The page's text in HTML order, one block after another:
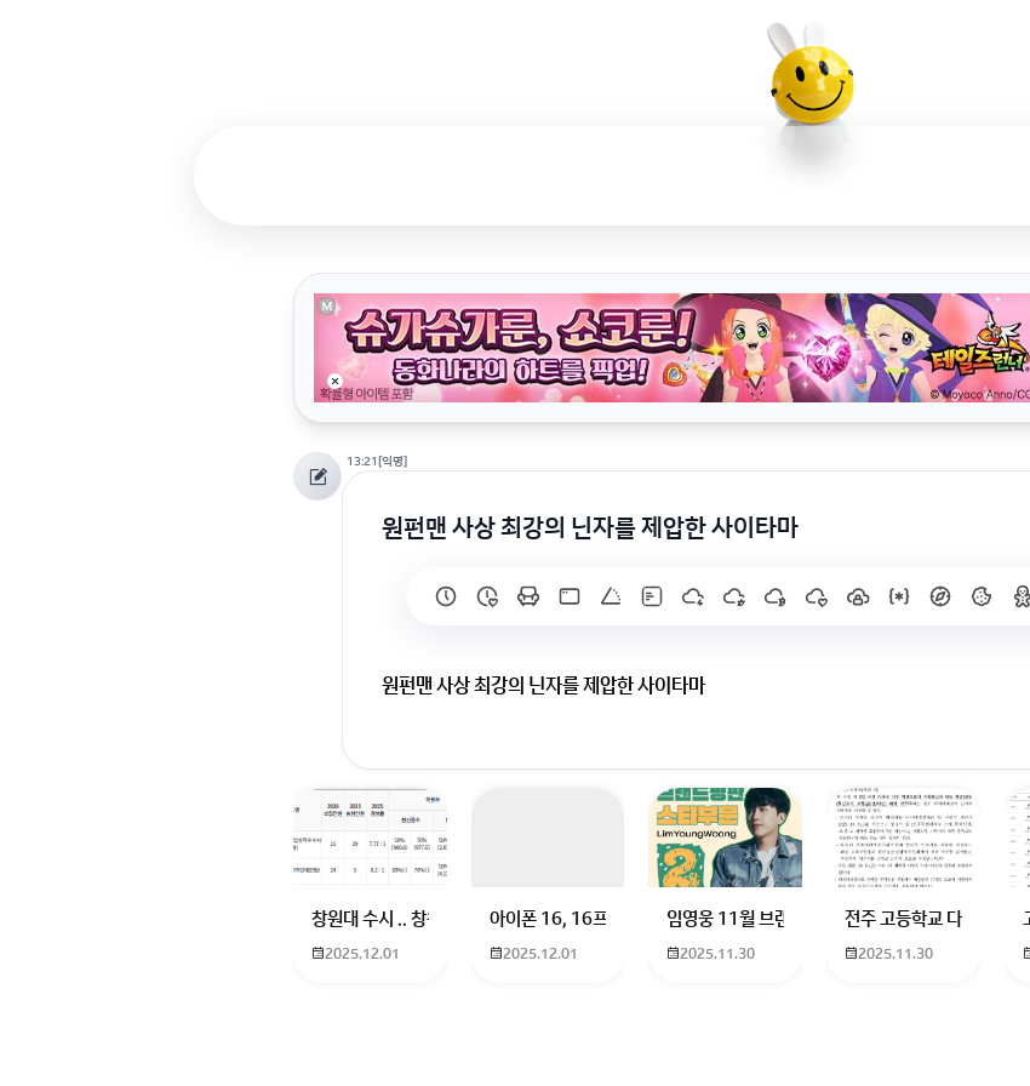
13:21[익명]
원펀맨 사상 최강의 닌자를 제압한 사이타마
원펀맨 사상 최강의 닌자를 제압한 사이타마
창원대 수시 .. 창원대를 목표로 하고 있는 09년생입니다 지금 제 내신이 5등급제 기준으로
2025.12.01
아이폰 16, 16프로 케이스 호환 가능한가요? 16을 쓰고 있는데 일반형은 케
2025.12.01
임영웅 11월 브랜드평판 순위 알고싶어요 임영웅
2025.11.30
전주 고등학교 다자녀 제
2025.11.30